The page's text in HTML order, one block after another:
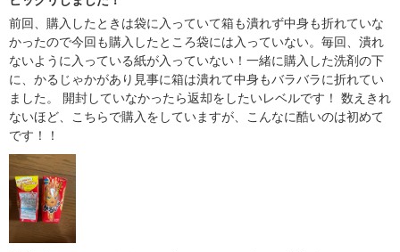
前回、購入したときは袋に入っていて箱も潰れず中身も折れていな
かったので今回も購入したところ袋には入っていない。毎回、潰れ
ないように入っている紙が入っていない！一緒に購入した洗剤の下
に、かるじゃかがあり見事に箱は潰れて中身もバラバラに折れてい
ました。 開封していなかったら返却をしたいレベルです！ 数えきれ
ないほど、こちらで購入をしていますが、こんなに酷いのは初めて
です！！